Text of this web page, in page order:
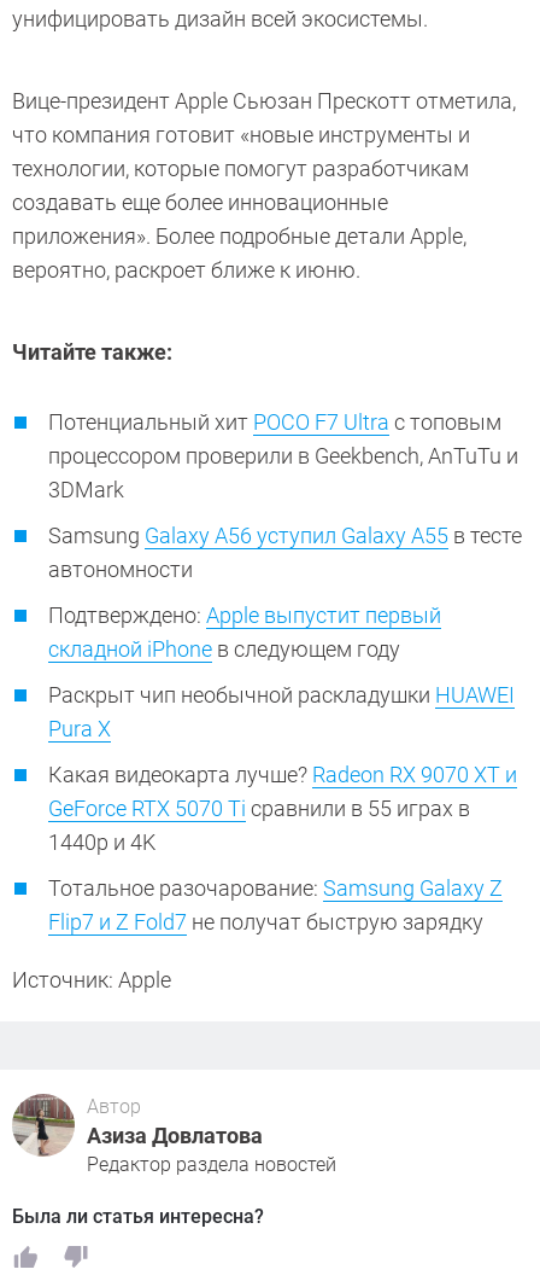
унифицировать дизайн всей экосистемы.
Вице-президент Apple Сьюзан Прескотт отметила,
что компания готовит «новые инструменты и
технологии, которые помогут разработчикам
создавать еще более инновационные
приложения». Более подробные детали Apple,
вероятно, раскроет ближе к июню.
Читайте также:
Потенциальный хит POCO F7 Ultra с топовым
процессором проверили в Geekbench, AnTuTu и
3DMark
Samsung Galaxy A56 уступил Galaxy A55 в тесте
автономности
Подтверждено: Apple выпустит первый
складной iPhone в следующем году
Раскрыт чип необычной раскладушки HUAWEI
Pura X
Какая видеокарта лучше? Radeon RX 9070 XT и
GeForce RTX 5070 Ti сравнили в 55 играх в
1440p и 4K
Тотальное разочарование: Samsung Galaxy Z
Flip7 и Z Fold7 не получат быструю зарядку
Источник: Apple
Автор
Азиза Довлатова
Редактор раздела новостей
Была ли статья интересна?